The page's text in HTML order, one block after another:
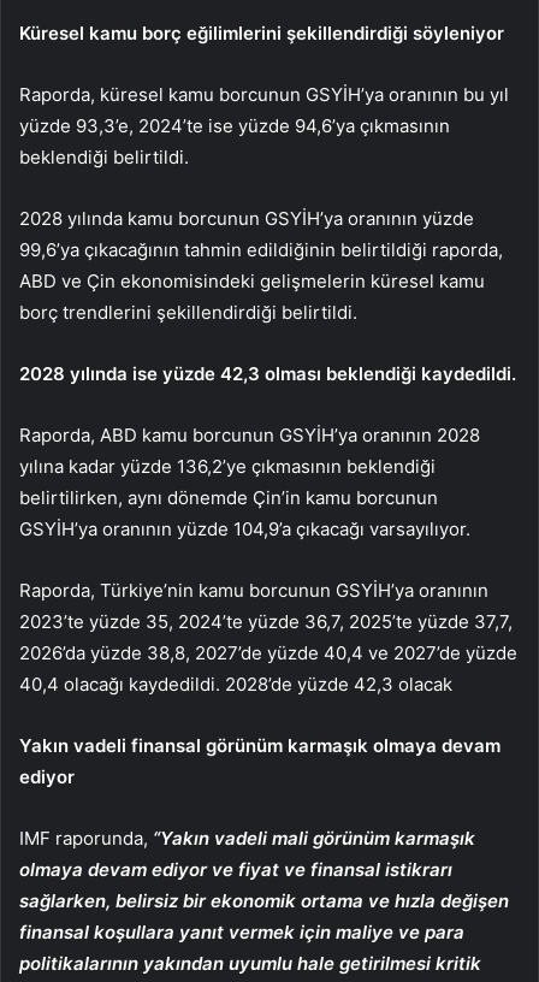
Küresel kamu borç eğilimlerini şekillendirdiği söyleniyor
Raporda, küresel kamu borcunun GSYİH’ya oranının bu yıl
yüzde 93,3’e, 2024’te ise yüzde 94,6’ya çıkmasının
beklendiği belirtildi.
2028 yılında kamu borcunun GSYİH’ya oranının yüzde
99,6’ya çıkacağının tahmin edildiğinin belirtildiği raporda,
ABD ve Çin ekonomisindeki gelişmelerin küresel kamu
borç trendlerini şekillendirdiği belirtildi.
2028 yılında ise yüzde 42,3 olması beklendiği kaydedildi.
Raporda, ABD kamu borcunun GSYİH’ya oranının 2028
yılına kadar yüzde 136,2’ye çıkmasının beklendiği
belirtilirken, aynı dönemde Çin’in kamu borcunun
GSYİH’ya oranının yüzde 104,9’a çıkacağı varsayılıyor.
Raporda, Türkiye’nin kamu borcunun GSYİH’ya oranının
2023’te yüzde 35, 2024’te yüzde 36,7, 2025’te yüzde 37,7,
2026’da yüzde 38,8, 2027’de yüzde 40,4 ve 2027’de yüzde
40,4 olacağı kaydedildi. 2028’de yüzde 42,3 olacak
Yakın vadeli finansal görünüm karmaşık olmaya devam
ediyor
IMF raporunda, “Yakın vadeli mali görünüm karmaşık
olmaya devam ediyor ve fiyat ve finansal istikrarı
sağlarken, belirsiz bir ekonomik ortama ve hızla değişen
finansal koşullara yanıt vermek için maliye ve para
politikalarının yakından uyumlu hale getirilmesi kritik